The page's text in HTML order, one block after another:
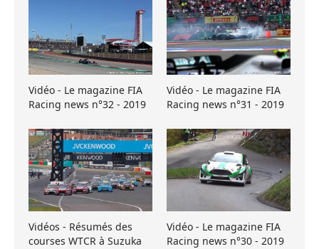
Vidéo - Le magazine FIA
Racing news n°32 - 2019
Vidéo - Le magazine FIA
Racing news n°31 - 2019
Vidéos - Résumés des
courses WTCR à Suzuka
Vidéo - Le magazine FIA
Racing news n°30 - 2019